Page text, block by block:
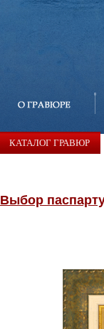
КАТАЛОГ ГРАВЮР
Выбор